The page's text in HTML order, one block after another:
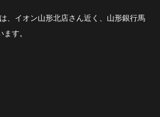
、イオン山形北店さん近く、山形銀行馬
す。